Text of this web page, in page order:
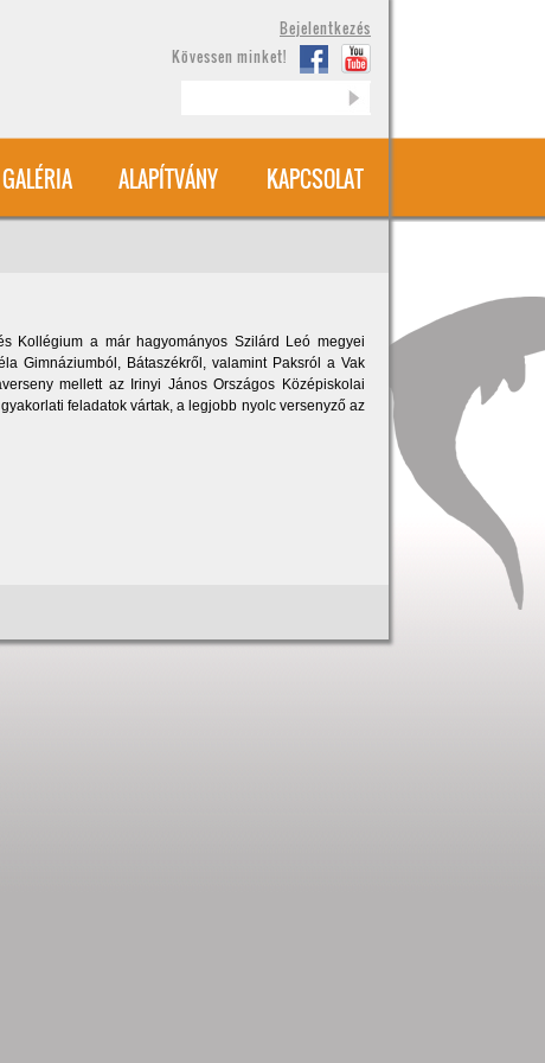
Bejelentkezés
Kövessen minket!
GALÉRIA ALAPÍTVÁNY KAPCSOLAT
Kollégium a már hagyományos Szilárd Leó megyei
Gimnáziumból, Bátaszékről, valamint Paksról a Vak
mellett az Irinyi János Országos Középiskolai
feladatok vártak, a legjobb nyolc versenyző az